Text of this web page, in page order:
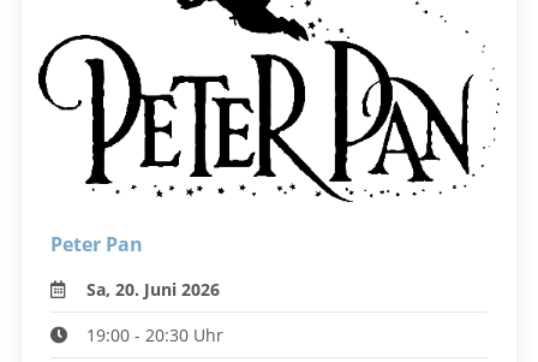
Peter Pan
Sa, 20. Juni 2026
19:00 - 20:30 Uhr